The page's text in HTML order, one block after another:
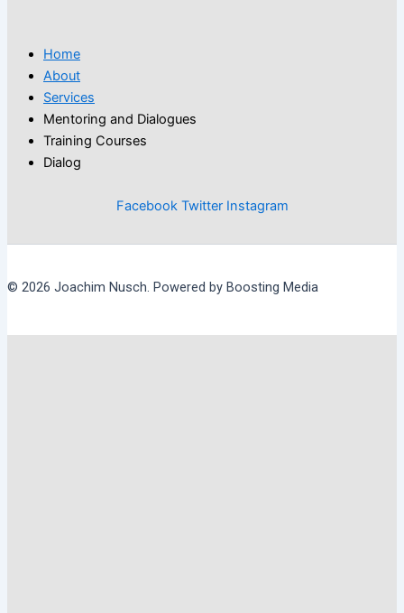
Home
About
Services
Mentoring and Dialogues
Training Courses
Dialog
Facebook Twitter Instagram
© 2026 Joachim Nusch. Powered by Boosting Media